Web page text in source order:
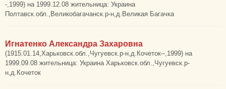
-,1999) на 1999.12.08 жительница: Украина
Полтавск.обл.,Великобагачанск.р-н,д.Великая Багачка
Игнатенко Александра Захаровна
(1915.01.14,Харьковск.обл.,Чугуевск.р-н,д.Кочеток--,1999) на
1999.09.08 жительница: Украина Харьковск.обл.,Чугуевск.р-
н,д.Кочеток